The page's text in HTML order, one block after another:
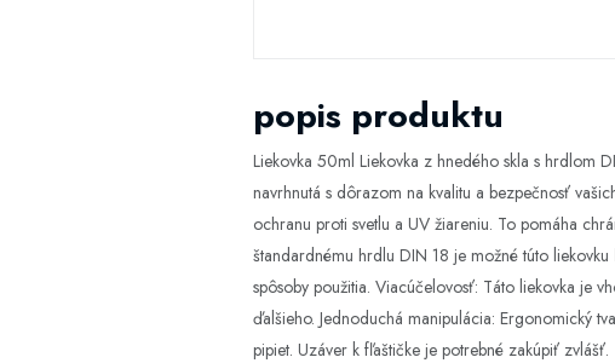
popis produktu
Liekovka 50ml Liekovka z hnedého skla s hrdlom
navrhnutá s dôrazom na kvalitu a bezpečnosť
ochranu proti svetlu a UV žiareniu. To pomáha
štandardnému hrdlu DIN 18 je možné túto
spôsoby použitia. Viacúčelovosť: Táto liekovka je
ďalšieho. Jednoduchá manipulácia: Ergonomický
pipiet. Uzáver k fľaštičke je potrebné zakúpiť zvlášť.